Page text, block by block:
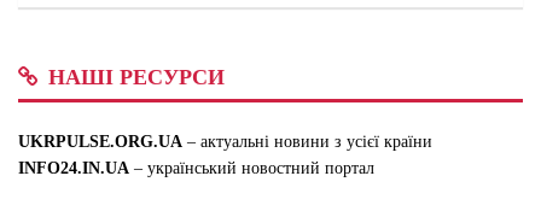
НАШІ РЕСУРСИ
UKRPULSE.ORG.UA – актуальні новини з усієї країни
INFO24.IN.UA – український новостний портал